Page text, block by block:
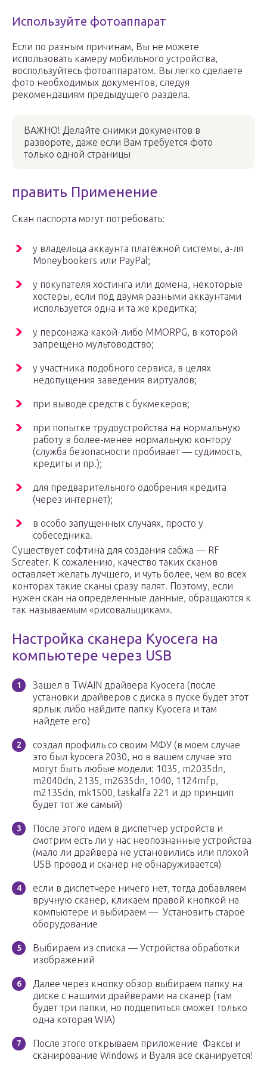
Используйте фотоаппарат
Если по разным причинам, Вы не можете
использовать камеру мобильного устройства,
воспользуйтесь фотоаппаратом. Вы легко сделаете
фото необходимых документов, следуя
рекомендациям предыдущего раздела.
ВАЖНО! Делайте снимки документов в
развороте, даже если Вам требуется фото
только одной страницы
править Применение
Скан паспорта могут потребовать:
у владельца аккаунта платёжной системы, а-ля
Moneybookers или PayPal;
у покупателя хостинга или домена, некоторые
хостеры, если под двумя разными аккаунтами
используется одна и та же кредитка;
у персонажа какой-либо MMORPG, в которой
запрещено мультоводство;
у участника подобного сервиса, в целях
недопущения заведения виртуалов;
при выводе средств с букмекеров;
при попытке трудоустройства на нормальную
работу в более-менее нормальную контору
(служба безопасности пробивает — судимость,
кредиты и пр.);
для предварительного одобрения кредита
(через интернет);
в особо запущенных случаях, просто у
собеседника.
Существует софтина для создания сабжа — RF
Screater. К сожалению, качество таких сканов
оставляет желать лучшего, и чуть более, чем во всех
конторах такие сканы сразу палят. Поэтому, если
нужен скан на определенные данные, обращаются к
так называемым «рисовальщикам».
Настройка сканера Kyocera на
компьютере через USB
Зашел в TWAIN драйвера Kyocera (после
установки драйверов с диска в пуске будет этот
ярлык либо найдите папку Kyocera и там
найдете его)
создал профиль со своим МФУ (в моем случае
это был kyocera 2030, но в вашем случае это
могут быть любые модели: 1035, m2035dn,
m2040dn, 2135, m2635dn, 1040, 1124mfp,
m2135dn, mk1500, taskalfa 221 и др принцип
будет тот же самый)
После этого идем в диспетчер устройств и
смотрим есть ли у нас неопознанные устройства
(мало ли драйвера не установились или плохой
USB провод и сканер не обнаруживается)
если в диспетчере ничего нет, тогда добавляем
вручную сканер, кликаем правой кнопкой на
компьютере и выбираем — Установить старое
оборудование
Выбираем из списка — Устройства обработки
изображений
Далее через кнопку обзор выбираем папку на
диске с нашими драйверами на сканер (там
будет три папки, но подцепиться сможет только
одна которая WIA)
После этого открываем приложение Факсы и
сканирование Windows и Вуаля все сканируется!